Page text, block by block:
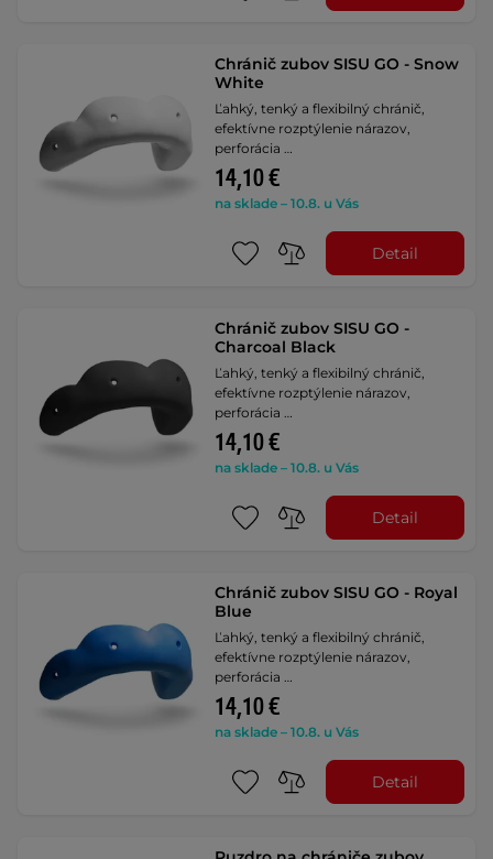
Chránič zubov SISU GO - Snow
White
Ľahký, tenký a flexibilný chránič,
efektívne rozptýlenie nárazov,
perforácia …
14,10 €
na sklade – 10.8. u Vás
Detail
Chránič zubov SISU GO -
Charcoal Black
Ľahký, tenký a flexibilný chránič,
efektívne rozptýlenie nárazov,
perforácia …
14,10 €
na sklade – 10.8. u Vás
Detail
Chránič zubov SISU GO - Royal
Blue
Ľahký, tenký a flexibilný chránič,
efektívne rozptýlenie nárazov,
perforácia …
14,10 €
na sklade – 10.8. u Vás
Detail